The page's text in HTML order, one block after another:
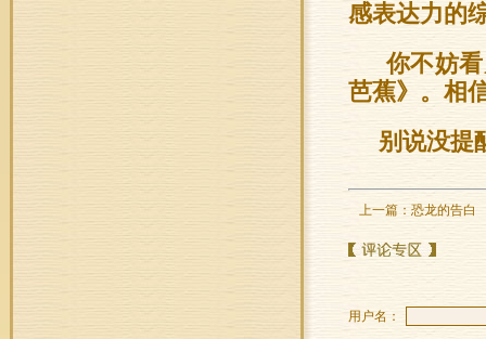
感表达力的
你不妨
芭蕉》。相
别说没提
上一篇： 恐龙的告白
用户名：